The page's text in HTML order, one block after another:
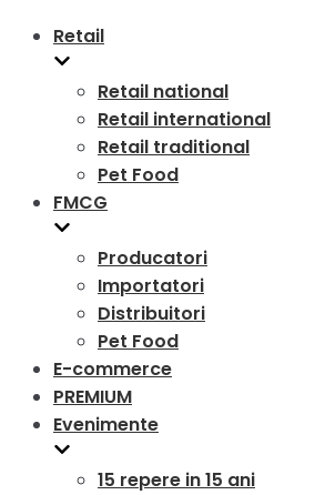
Toggle
Retail
Retail national
Retail international
Retail traditional
Pet Food
FMCG
Producatori
Importatori
Distribuitori
Pet Food
E-commerce
PREMIUM
Evenimente
15 repere in 15 ani